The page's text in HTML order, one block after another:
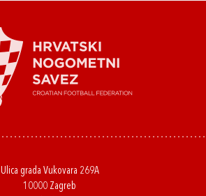
Ulica grada Vukovara 269A
10000 Zagreb